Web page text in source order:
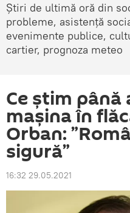
Știri de ultimă oră din
probleme, asistență
evenimente publice,
cartier, prognoza meteo
Ce știm până
mașina în
Orban:
sigură”
16:32 29.05.2021